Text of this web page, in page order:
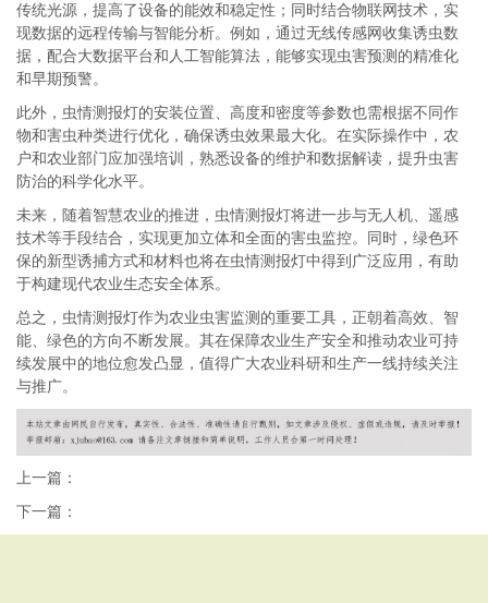
传统光源，提高了设备的能效和稳定性；同时结合物联网技术，实
现数据的远程传输与智能分析。例如，通过无线传感网收集诱虫数
据，配合大数据平台和人工智能算法，能够实现虫害预测的精准化
和早期预警。
此外，虫情测报灯的安装位置、高度和密度等参数也需根据不同作
物和害虫种类进行优化，确保诱虫效果最大化。在实际操作中，农
户和农业部门应加强培训，熟悉设备的维护和数据解读，提升虫害
防治的科学化水平。
未来，随着智慧农业的推进，虫情测报灯将进一步与无人机、遥感
技术等手段结合，实现更加立体和全面的害虫监控。同时，绿色环
保的新型诱捕方式和材料也将在虫情测报灯中得到广泛应用，有助
于构建现代农业生态安全体系。
总之，虫情测报灯作为农业虫害监测的重要工具，正朝着高效、智
能、绿色的方向不断发展。其在保障农业生产安全和推动农业可持
续发展中的地位愈发凸显，值得广大农业科研和生产一线持续关注
与推广。
上一篇：
下一篇：